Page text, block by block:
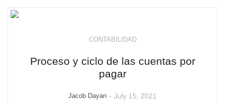
CONTABILIDAD
Proceso y ciclo de las cuentas por
pagar
Jacob Dayan - July 15, 2021